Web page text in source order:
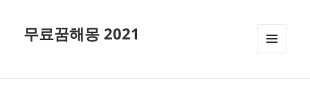
무료꿈해몽 2021